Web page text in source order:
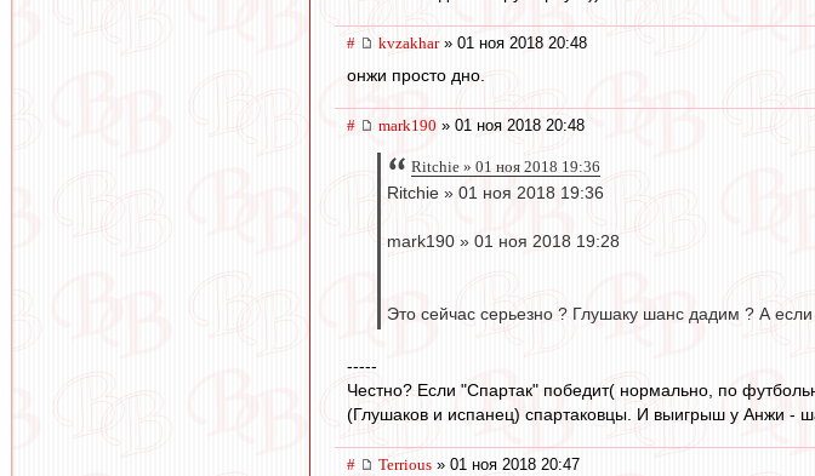
# kvzakhar» 01 ноя 2018 20:48
онжи просто дно.
# mark190 » 01 ноя 2018 20:48
Ritchie » 01 ноя 2018 19:36
Ritchie » 01 ноя 2018 19:36
mark190 » 01 ноя 2018 19:28
Это сейчас серьезно ? Глушаку шанс дадим ? А
-----
Честно? Если "Спартак" победит( нормально, по
(Глушаков и испанец) спартаковцы. И выигрыш у Анжи -
# Terrious » 01 ноя 2018 20:47